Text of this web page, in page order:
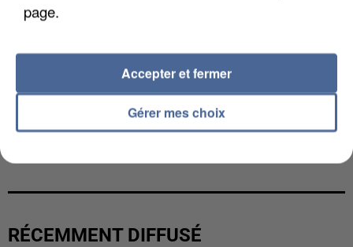
L’UN DES FONDATEURS SUPPOSÉS DE LA DZ
RÉCEMMENT DIFFUSÉ
page.
Gérer mes choix
Accepter et fermer